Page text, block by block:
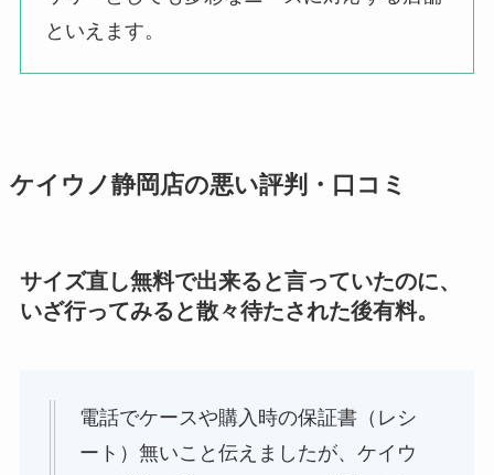
といえます。
ケイウノ静岡店の悪い評判・口コミ
サイズ直し無料で出来ると言っていたのに、
いざ行ってみると散々待たされた後有料。
電話でケースや購入時の保証書（レシ
ート）無いこと伝えましたが、ケイウ